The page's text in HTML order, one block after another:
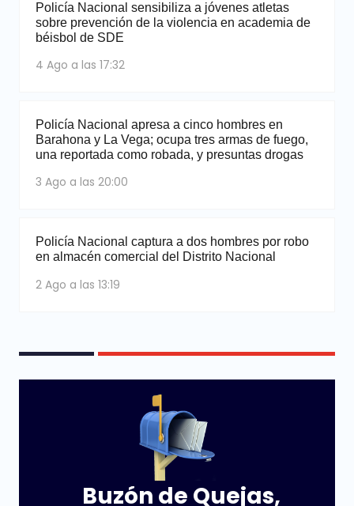
Policía Nacional sensibiliza a jóvenes atletas
sobre prevención de la violencia en academia de
béisbol de SDE
4 Ago a las 17:32
Policía Nacional apresa a cinco hombres en
Barahona y La Vega; ocupa tres armas de fuego,
una reportada como robada, y presuntas drogas
3 Ago a las 20:00
Policía Nacional captura a dos hombres por robo
en almacén comercial del Distrito Nacional
2 Ago a las 13:19
Buzón de Quejas,